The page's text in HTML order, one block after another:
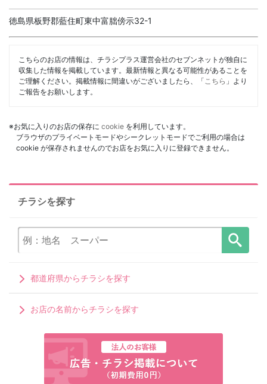
徳島県板野郡藍住町東中富朏傍示32-1
こちらのお店の情報は、チラシプラス運営会社のセブンネットが独自に
収集した情報を掲載しています。最新情報と異なる可能性があることを
ご理解ください。掲載情報に間違いがございましたら、「 こちら 」より
ご報告をお願いします。
※お気に入りのお店の保存に cookie を利用しています。
ブラウザのプライベートモードやシークレットモードでご利用の場合は
cookie が保存されませんのでお店をお気に入りに登録できません。
チラシを探す
都道府県からチラシを探す
お店の名前からチラシを探す